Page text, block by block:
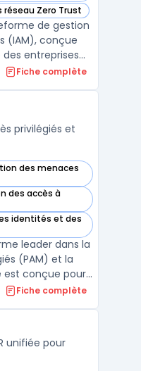
réseau Zero Trust
catégorie
de gestion
(IAM), conçue
entreprises
utilisateur.
avancées
Fiche complète
privilégiés et
des menaces
des accès à
identités et des
leader dans la
(PAM) et la
est conçue pour
qu'il
Privileged
Fiche complète
unifiée pour